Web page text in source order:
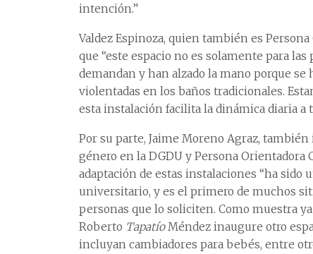
intención.”
Valdez Espinoza, quien también es
que “este espacio no es solamente para
demandan y han alzado la mano porque se
violentadas en los baños tradicionales.
esta instalación facilita la dinámica diaria a
Por su parte, Jaime Moreno Agraz,
género en la DGDU y Persona Orientadora
adaptación de estas instalaciones “ha
universitario, y es el primero de muchos
personas que lo soliciten. Como muestra
Roberto TapatíoMéndez inaugure otro
incluyan cambiadores para bebés, entre